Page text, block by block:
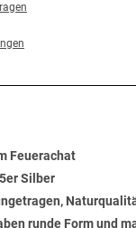
Feuerachat
Silber
runde Form und